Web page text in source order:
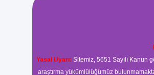
Yasal Uyarı: Sitemiz, 5651 Sayılı Kanun
araştırma yükümlülüğümüz